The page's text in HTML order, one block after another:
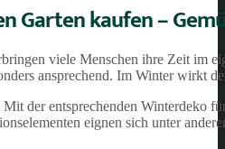
Garten kaufen –
viele Menschen ihre Zeit im
ansprechend. Im Winter wirkt
der entsprechenden Winterdeko
eignen sich unter